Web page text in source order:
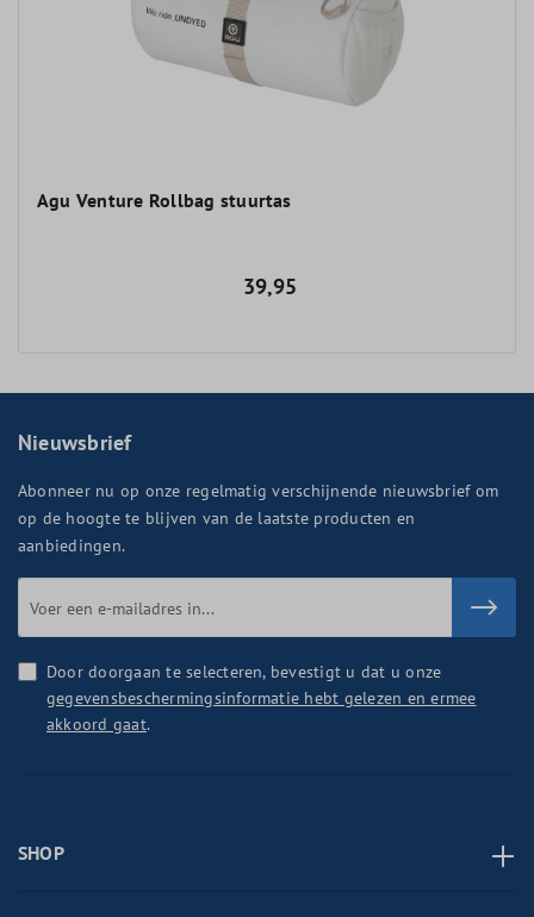
Agu Venture Rollbag stuurtas
39,95
Nieuwsbrief
Abonneer nu op onze regelmatig verschijnende nieuwsbrief om
op de hoogte te blijven van de laatste producten en
aanbiedingen.
Door doorgaan te selecteren, bevestigt u dat u onze
gegevensbeschermingsinformatie hebt gelezen en ermee
akkoord gaat.
SHOP